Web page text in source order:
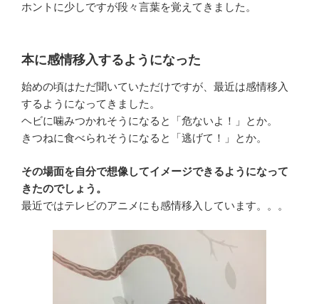
ホントに少しですが段々言葉を覚えてきました。
本に感情移入するようになった
始めの頃はただ聞いていただけですが、最近は感情移入
するようになってきました。
ヘビに噛みつかれそうになると「危ないよ！」とか。
きつねに食べられそうになると「逃げて！」とか。
その場面を自分で想像してイメージできるようになって
きたのでしょう。
最近ではテレビのアニメにも感情移入しています。。。